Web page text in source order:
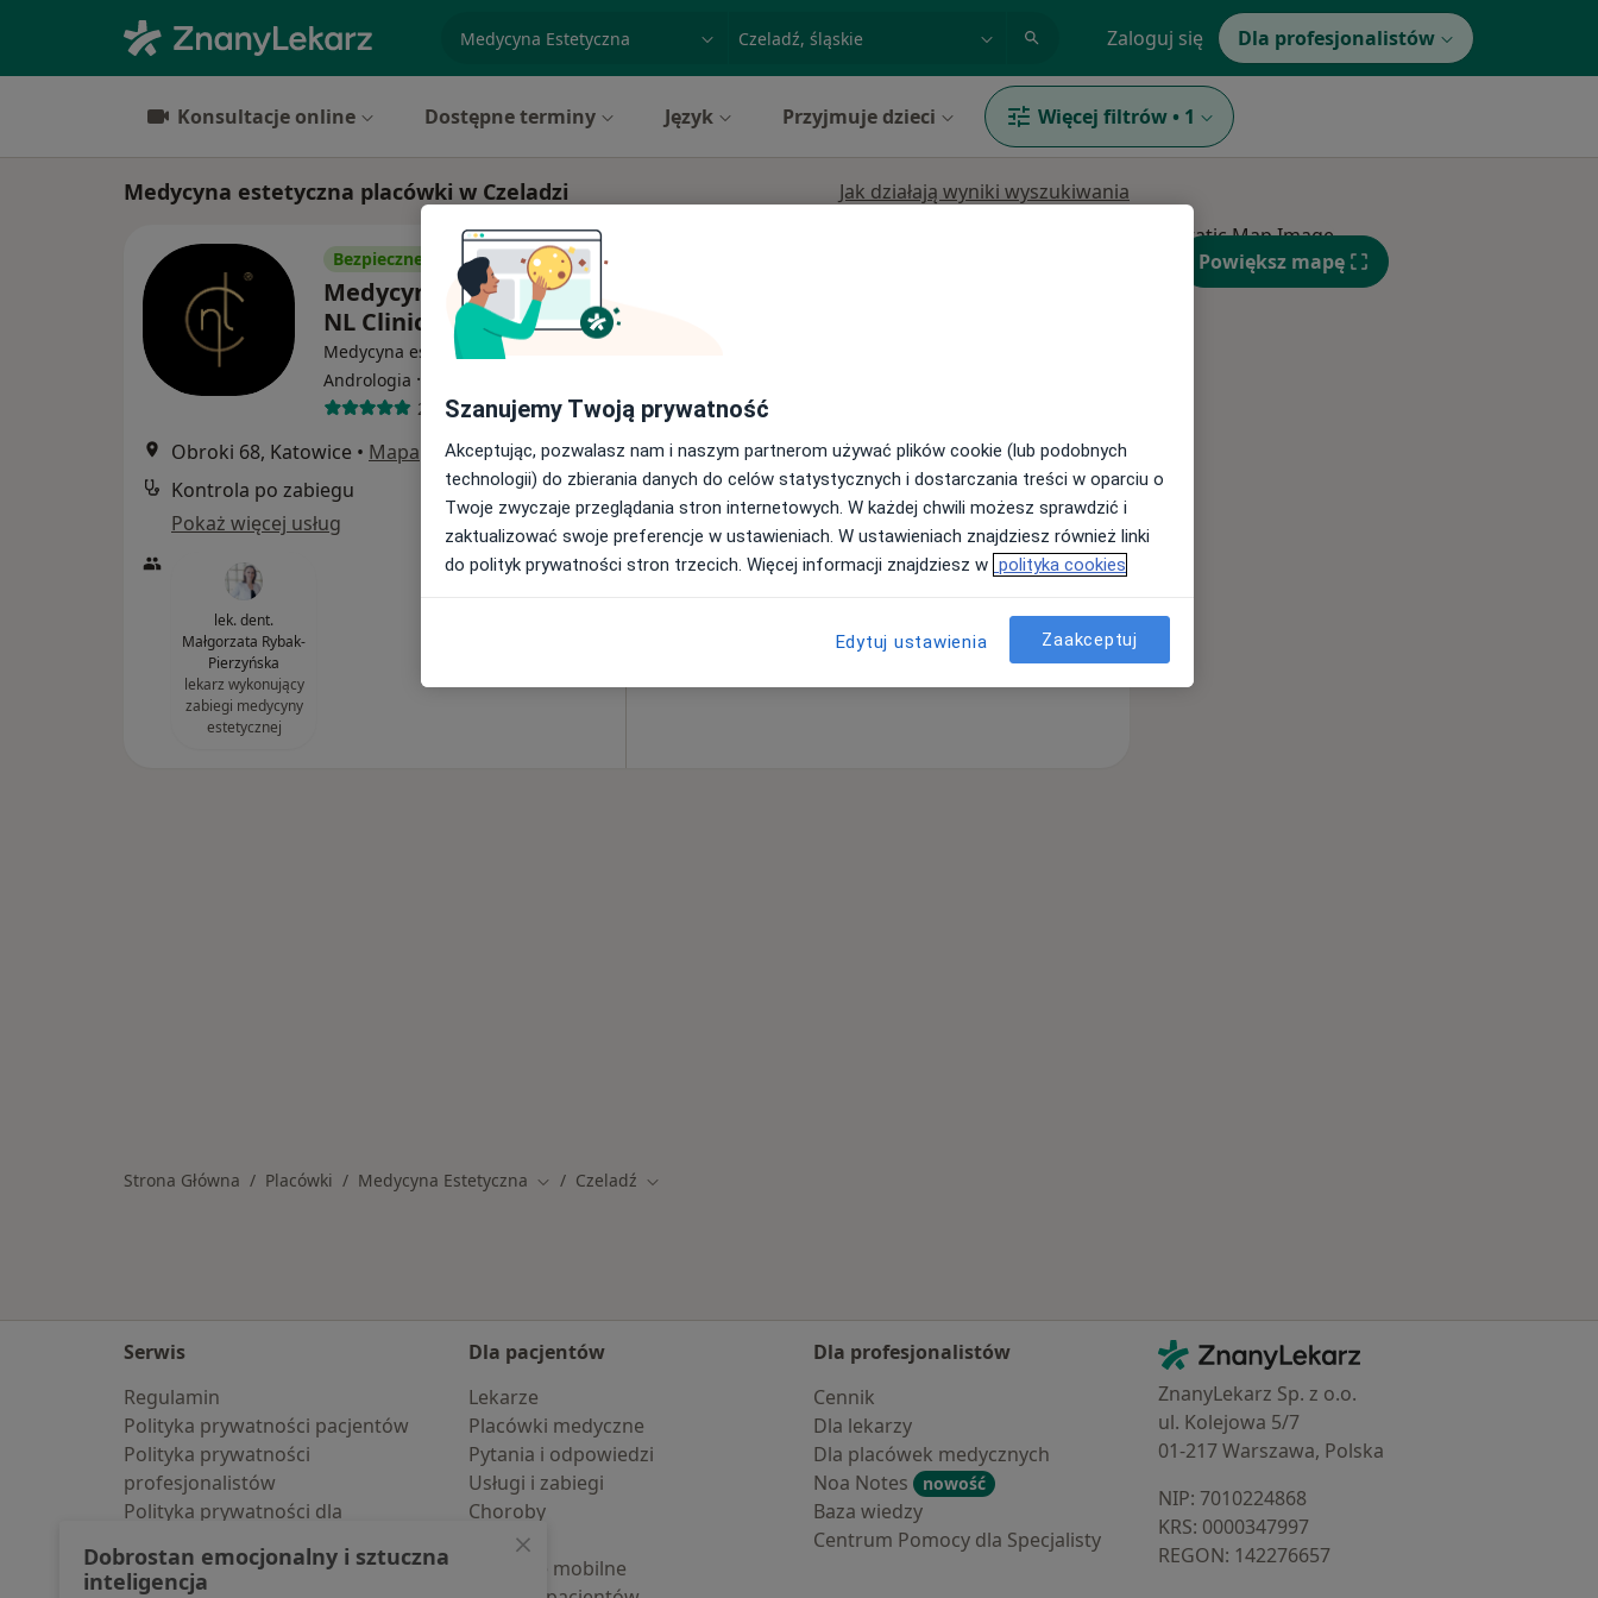
miasto lub dzielnica Zaloguj się Dla profesjonalistów
Konsultacje online Dostępne terminy Język Przyjmuje dzieci Więcej filtrów • 1
Medycyna estetyczna placówki w Czeladzi Jak działają wyniki wyszukiwania
Bezpieczne płatności
Medycyna Estetyczna
NL Clinic
Medycyna estetyczna, Ginekologia,
Andrologia ·
202 opinie
Obroki 68, Katowice • Mapa
Kontrola po zabiegu
Pokaż więcej usług
lek. dent.
Małgorzata Rybak-
Pierzyńska
lekarz wykonujący
zabiegi medycyny
estetycznej
Wt, Śr,
Powiększ mapę
Strona Główna Placówki Medycyna Estetyczna Zmień miasto
Czeladź Zmień miasto
Serwis
Regulamin
Polityka prywatności pacjentów
Polityka prywatności
profesjonalistów
Polityka prywatności dla
pozyskaliśmy samodzielnie
Dla pacjentów
Lekarze
Placówki medyczne
Pytania i odpowiedzi
Usługi i zabiegi
Choroby
Pomoc
Aplikacje mobilne
Dla profesjonalistów
Cennik
Dla lekarzy
Dla placówek medycznych
Noa Notes
nowość
Baza wiedzy
Centrum Pomocy dla Specjalisty
Kontakt
ZnanyLekarz - Strona główna
ZnanyLekarz Sp. z o.o.
ul. Kolejowa 5/7
01-217 Warszawa, Polska
NIP: ⁠7010224868
KRS: ⁠0000347997
REGON: ⁠142276657
Szanujemy Twoją prywatność
Akceptując, pozwalasz nam i naszym partnerom używać plików cookie (lub podobnych
technologii) do zbierania danych do celów statystycznych i dostarczania treści w oparciu o
Twoje zwyczaje przeglądania stron internetowych. W każdej chwili możesz sprawdzić i
zaktualizować swoje preferencje w ustawieniach. W ustawieniach znajdziesz również linki
do polityk prywatności stron trzecich. Więcej informacji znajdziesz w polityka cookies
Edytuj ustawienia Zaakceptuj
Dobrostan emocjonalny i sztuczna
inteligencja